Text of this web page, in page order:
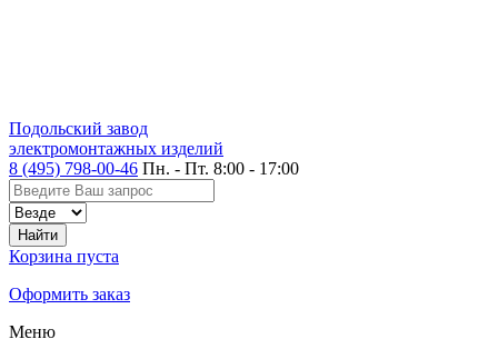
Подольский завод
электромонтажных изделий
8 (495) 798-00-46 Пн. - Пт. 8:00 - 17:00
Корзина пуста
Оформить заказ
Меню